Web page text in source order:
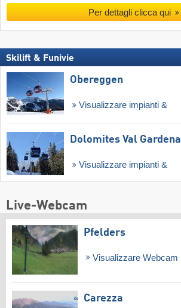
Per dettagli clicca qui
Skilift & Funivie
Obereggen
Visualizzare impianti &
Dolomites Val Gardena
Visualizzare impianti &
Live-Webcam
Pfelders
Visualizzare Webcam
Carezza